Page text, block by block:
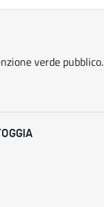
verde pubblico.